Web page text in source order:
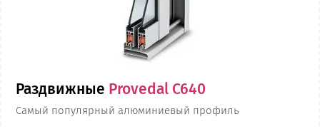
Раздвижные Provedal C640
Самый популярный алюминиевый профиль